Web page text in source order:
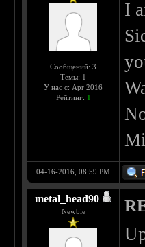
Сообщений: 3
Темы: 1
У нас с: Apr 2016
Рейтинг: 1
I
04-16-2016, 08:59 PM
metal_head90
Newbie